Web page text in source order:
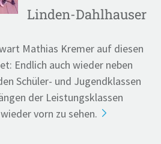
Linden-Dahlhauser
Mathias Kremer auf diesen
Endlich auch wieder neben
Schüler- und Jugendklassen
der Leistungsklassen
vorn zu sehen.